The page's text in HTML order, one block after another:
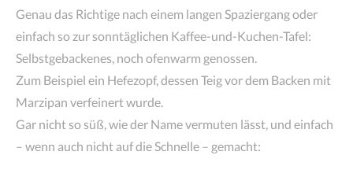
Genau das Richtige nach einem langen Spaziergang oder
einfach so zur sonntäglichen Kaffee-und-Kuchen-Tafel:
Selbstgebackenes, noch ofenwarm genossen.
Zum Beispiel ein Hefezopf, dessen Teig vor dem Backen mit
Marzipan verfeinert wurde.
Gar nicht so süß, wie der Name vermuten lässt, und einfach
– wenn auch nicht auf die Schnelle – gemacht: